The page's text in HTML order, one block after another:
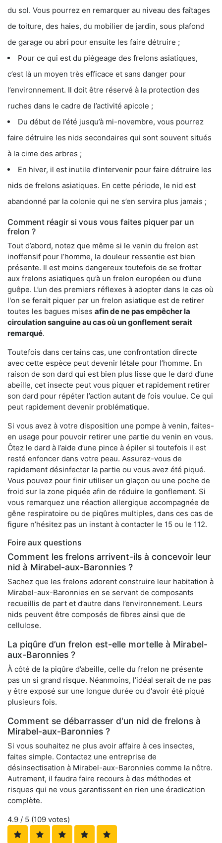
du sol. Vous pourrez en remarquer au niveau des faîtages
de toiture, des haies, du mobilier de jardin, sous plafond
de garage ou abri pour ensuite les faire détruire ;
Pour ce qui est du piégeage des frelons asiatiques,
c’est là un moyen très efficace et sans danger pour
l’environnement. Il doit être réservé à la protection des
ruches dans le cadre de l’activité apicole ;
Du début de l’été jusqu’à mi-novembre, vous pourrez
faire détruire les nids secondaires qui sont souvent situés
à la cime des arbres ;
En hiver, il est inutile d’intervenir pour faire détruire les
nids de frelons asiatiques. En cette période, le nid est
abandonné par la colonie qui ne s’en servira plus jamais ;
Comment réagir si vous vous faites piquer par un
frelon ?
Tout d’abord, notez que même si le venin du frelon est
inoffensif pour l’homme, la douleur ressentie est bien
présente. Il est moins dangereux toutefois de se frotter
aux frelons asiatiques qu’à un frelon européen ou d’une
guêpe. L’un des premiers réflexes à adopter dans le cas où
l'on se ferait piquer par un frelon asiatique est de retirer
toutes les bagues mises afin de ne pas empêcher la
circulation sanguine au cas où un gonflement serait
remarqué.
Toutefois dans certains cas, une confrontation directe
avec cette espèce peut devenir létale pour l’homme. En
raison de son dard qui est bien plus lisse que le dard d’une
abeille, cet insecte peut vous piquer et rapidement retirer
son dard pour répéter l’action autant de fois voulue. Ce qui
peut rapidement devenir problématique.
Si vous avez à votre disposition une pompe à venin, faites-
en usage pour pouvoir retirer une partie du venin en vous.
Ôtez le dard à l’aide d’une pince à épiler si toutefois il est
resté enfoncer dans votre peau. Assurez-vous de
rapidement désinfecter la partie ou vous avez été piqué.
Vous pouvez pour finir utiliser un glaçon ou une poche de
froid sur la zone piquée afin de réduire le gonflement. Si
vous remarquez une réaction allergique accompagnée de
gêne respiratoire ou de piqûres multiples, dans ces cas de
figure n’hésitez pas un instant à contacter le 15 ou le 112.
Foire aux questions
Comment les frelons arrivent-ils à concevoir leur
nid à Mirabel-aux-Baronnies ?
Sachez que les frelons adorent construire leur habitation à
Mirabel-aux-Baronnies en se servant de composants
recueillis de part et d’autre dans l’environnement. Leurs
nids peuvent être composés de fibres ainsi que de
cellulose.
La piqûre d’un frelon est-elle mortelle à Mirabel-
aux-Baronnies ?
À côté de la piqûre d’abeille, celle du frelon ne présente
pas un si grand risque. Néanmoins, l’idéal serait de ne pas
y être exposé sur une longue durée ou d'avoir été piqué
plusieurs fois.
Comment se débarrasser d'un nid de frelons à
Mirabel-aux-Baronnies ?
Si vous souhaitez ne plus avoir affaire à ces insectes,
faites simple. Contactez une entreprise de
désinsectisation à Mirabel-aux-Baronnies comme la nôtre.
Autrement, il faudra faire recours à des méthodes et
risques qui ne vous garantissent en rien une éradication
complète.
4.9 / 5 (109 votes)